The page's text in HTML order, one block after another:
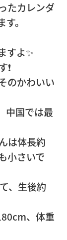
たカレンダ
。
すよ✨
のかわいい
中国では最
は体長約
小さいで
、生後約
、体重